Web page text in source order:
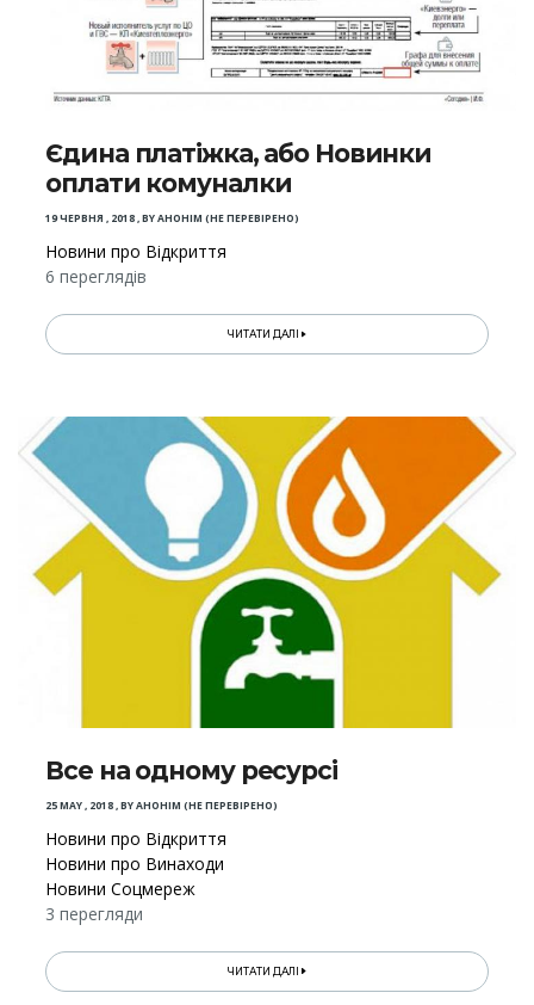
Єдина платіжка, або Новинки
оплати комуналки
19 ЧЕРВНЯ , 2018,BYАНОНІМ (НЕ ПЕРЕВІРЕНО)
Новини про Відкриття
6 переглядів
ЧИТАТИ ДАЛІ
Все на одному ресурсі
25 MAY , 2018,BYАНОНІМ (НЕ ПЕРЕВІРЕНО)
Новини про Відкриття
Новини про Винаходи
Новини Соцмереж
3 перегляди
ЧИТАТИ ДАЛІ